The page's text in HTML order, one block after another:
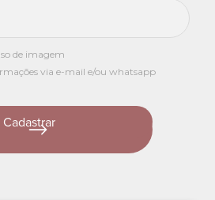
de imagem
via e-mail e/ou whatsapp